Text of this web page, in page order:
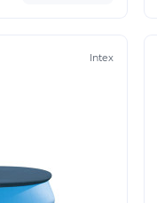
Intex